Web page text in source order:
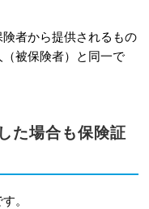
者から提供されるもの
被保険者）と同一で
た場合も保険証
。